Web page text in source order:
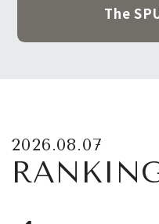
The
2026.08.07